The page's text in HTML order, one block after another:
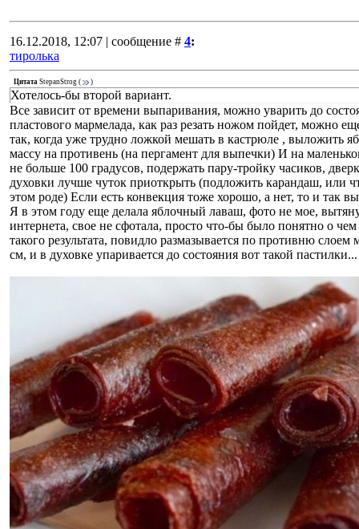
16.12.2018, 12:07 | сообщение # 4:
тиролька
Цитата StepanStrog ( )
Хотелось-бы второй вариант.
Все зависит от времени выпаривания, можно уварить до
пластового мармелада, как раз резать ножом пойдет, можно
так, когда уже трудно ложкой мешать в кастрюле , выложить
массу на противень (на пергамент для выпечки) И на
не больше 100 градусов, подержать пару-тройку часиков,
духовки лучше чуток приоткрыть (подложить карандаш, или
этом роде) Если есть конвекция тоже хорошо, а нет, то и так
Я в этом году еще делала яблочный лаваш, фото не мое,
интернета, свое не сфотала, просто что-бы было понятно о чем
такого результата, повидло размазывается по противню слоем
см, и в духовке упаривается до состояния вот такой пастилки...